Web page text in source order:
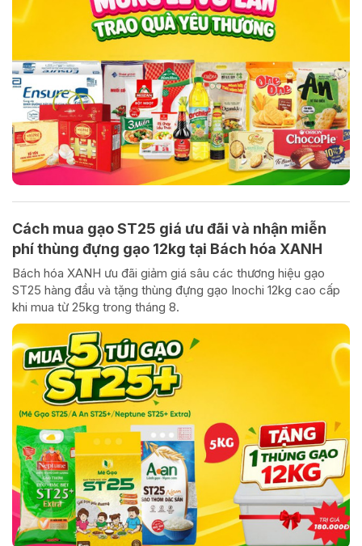
Cách mua gạo ST25 giá ưu đãi và nhận miễn
phí thùng đựng gạo 12kg tại Bách hóa XANH
Bách hóa XANH ưu đãi giảm giá sâu các thương hiệu gạo
ST25 hàng đầu và tặng thùng đựng gạo Inochi 12kg cao cấp
khi mua từ 25kg trong tháng 8.